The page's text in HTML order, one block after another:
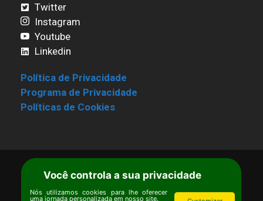
Twitter
Instagram
Youtube
Linkedin
Política de Privacidade
Programa de Privacidade
Políticas de Cookies
Termos de Uso |Estatuto
Copyright © Ipê – Instituto de Pesquisas
Você controla a sua privacidade
Nós utilizamos cookies para lhe oferecer
uma jornada personalizada em nosso site.